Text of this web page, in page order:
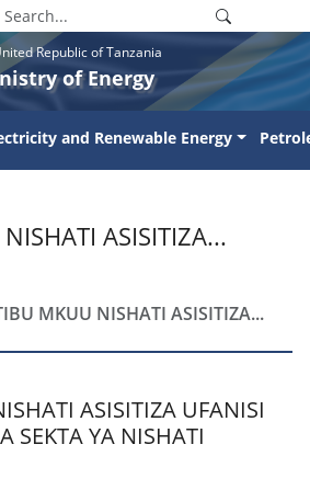
Republic of Tanzania
of Energy
and Renewable Energy
ASISITIZA...
MKUU NISHATI ASISITIZA...
ASISITIZA UFANISI
SEKTA YA NISHATI